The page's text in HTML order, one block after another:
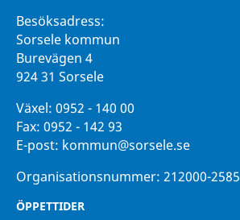
Besöksadress:
Sorsele kommun
Burevägen 4
924 31 Sorsele
Växel: 0952 - 140 00
Fax: 0952 - 142 93
E-post: kommun@sorsele.se
Organisationsnummer: 212000-2585
ÖPPETTIDER